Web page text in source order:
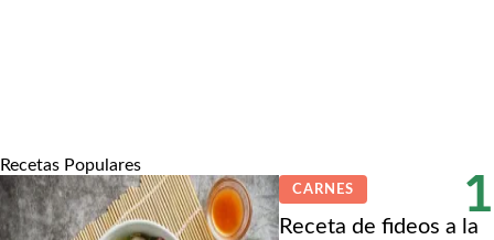
Recetas Populares
1
CARNES
Receta de fideos a la